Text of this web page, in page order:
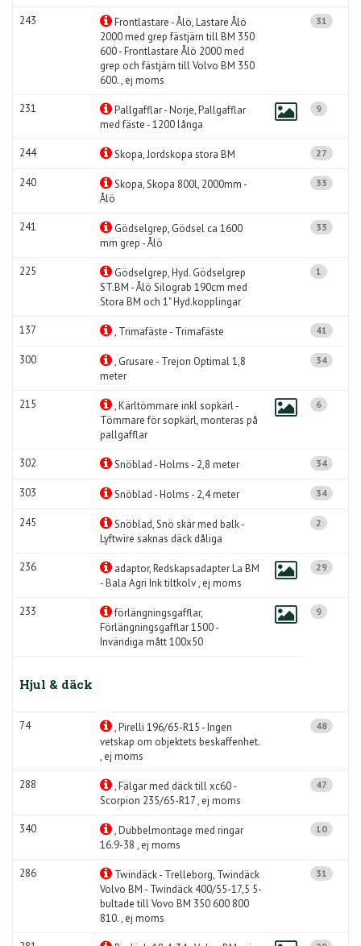
243
Frontlastare - Ålö, Lastare Ålö
2000 med grep fästjärn till BM 350
600 - Frontlastare Ålö 2000 med
grep och fästjärn till Volvo BM 350
600. , ej moms
31
231
Pallgafflar - Norje, Pallgafflar
med fäste - 1200 långa
9
244 Skopa, Jordskopa stora BM 27
240
Skopa, Skopa 800l, 2000mm -
Ålö
33
241
Gödselgrep, Gödsel ca 1600
mm grep - Ålö
33
225
Gödselgrep, Hyd. Gödselgrep
ST.BM - Ålö Silograb 190cm med
Stora BM och 1" Hyd.kopplingar
1
137 , Trimafäste - Trimafäste 41
300
, Grusare - Trejon Optimal 1,8
meter
34
215
, Kärltömmare inkl sopkärl -
Tömmare för sopkärl, monteras på
pallgafflar
6
302 Snöblad - Holms - 2,8 meter 34
303 Snöblad - Holms - 2,4 meter 34
245
Snöblad, Snö skär med balk -
Lyftwire saknas däck dåliga
2
236
adaptor, Redskapsadapter La BM
- Bala Agri Ink tiltkolv , ej moms
29
233
förlängningsgafflar,
Förlängningsgafflar 1500 -
Invändiga mått 100x50
9
Hjul & däck
74
, Pirelli 196/65-R15 - Ingen
vetskap om objektets beskaffenhet.
, ej moms
48
288
, Fälgar med däck till xc60 -
Scorpion 235/65-R17 , ej moms
47
340
, Dubbelmontage med ringar
16.9-38 , ej moms
10
286
Twindäck - Trelleborg, Twindäck
Volvo BM - Twindäck 400/55-17,5 5-
bultade till Vovo BM 350 600 800
810. , ej moms
31